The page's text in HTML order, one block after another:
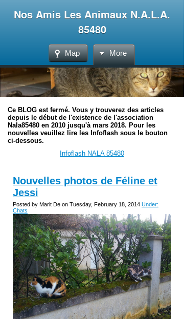
Nos Amis Les Animaux N.A.L.A.
85480
Map More
Ce BLOG est fermé. Vous y trouverez des articles
depuis le début de l'existence de l'association
Nala85480 en 2010 jusqu'à mars 2018. Pour les
nouvelles veuillez lire les Infoflash sous le bouton
ci-dessous.
Infoflash NALA 85480
Nouvelles photos de Féline et
Jessi
Posted by Marit De on Tuesday, February 18, 2014 Under:
Chats